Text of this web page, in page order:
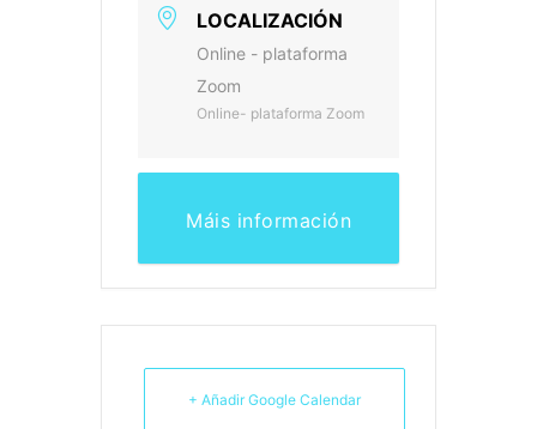
LOCALIZACIÓN
Online - plataforma
Zoom
Online- plataforma Zoom
Máis información
+ Añadir Google Calendar